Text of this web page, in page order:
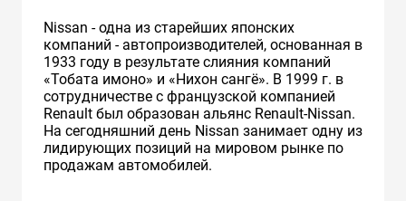
Nissan - одна из старейших японских
компаний - автопроизводителей, основанная в
1933 году в результате слияния компаний
«Тобата имоно» и «Нихон сангё». В 1999 г. в
сотрудничестве с французcкой компанией
Renault был образован альянс Renault-Nissan.
На сегодняшний день Nissan занимает одну из
лидирующих позиций на мировом рынке по
продажам автомобилей.